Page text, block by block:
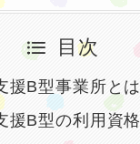
目次
援B型事業所とは
援B型の利用資格